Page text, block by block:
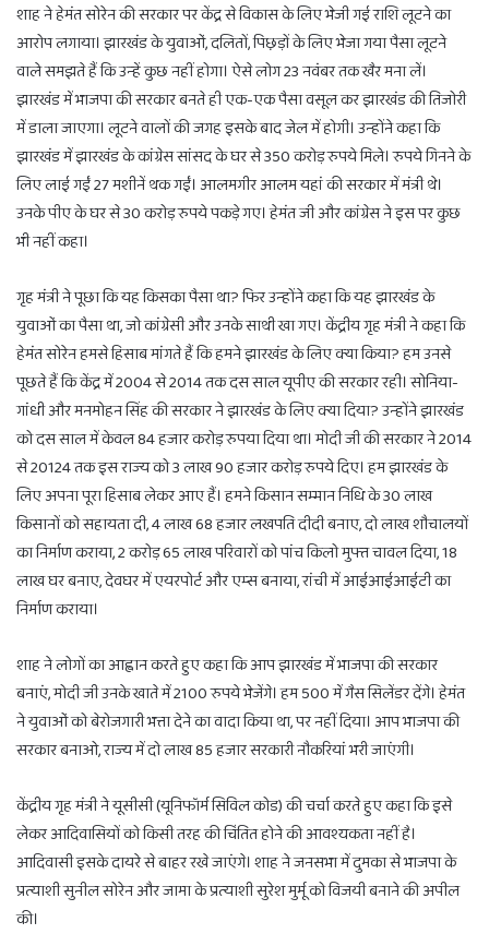
शाह ने हेमंत सोरेन की सरकार पर केंद्र से विकास के लिए भेजी गई राशि लूटने का
आरोप लगाया। झारखंड के युवाओं, दलितों, पिछ़ड़ों के लिए भेजा गया पैसा लूटने
वाले समझते हैं कि उन्हें कुछ नहीं होगा। ऐसे लोग 23 नवंबर तक खैर मना लें।
झारखंड में भाजपा की सरकार बनते ही एक-एक पैसा वसूल कर झारखंड की तिजोरी
में डाला जाएगा। लूटने वालों की जगह इसके बाद जेल में होगी। उन्होंने कहा कि
झारखंड में झारखंड के कांग्रेस सांसद के घर से 350 करोड़ रुपये मिले। रुपये गिनने के
लिए लाई गईं 27 मशीनें थक गईं। आलमगीर आलम यहां की सरकार में मंत्री थे।
उनके पीए के घर से 30 करोड़ रुपये पकड़े गए। हेमंत जी और कांग्रेस ने इस पर कुछ
भी नहीं कहा।
गृह मंत्री ने पूछा कि यह किसका पैसा था? फिर उन्होंने कहा कि यह झारखंड के
युवाओं का पैसा था, जो कांग्रेसी और उनके साथी खा गए। केंद्रीय गृह मंत्री ने कहा कि
हेमंत सोरेन हमसे हिसाब मांगते हैं कि हमने झारखंड के लिए क्या किया? हम उनसे
पूछते हैं कि केंद्र में 2004 से 2014 तक दस साल यूपीए की सरकार रही। सोनिया-
गांधी और मनमोहन सिंह की सरकार ने झारखंड के लिए क्या दिया? उन्होंने झारखंड
को दस साल में केवल 84 हजार करोड़ रुपया दिया था। मोदी जी की सरकार ने 2014
से 20124 तक इस राज्य को 3 लाख 90 हजार करोड़ रुपये दिए। हम झारखंड के
लिए अपना पूरा हिसाब लेकर आए हैं। हमने किसान सम्मान निधि के 30 लाख
किसानों को सहायता दी, 4 लाख 68 हजार लखपति दीदी बनाए, दो लाख शौचालयों
का निर्माण कराया, 2 करोड़ 65 लाख परिवारों को पांच किलो मुफ्त चावल दिया, 18
लाख घर बनाए, देवघर में एयरपोर्ट और एम्स बनाया, रांची में आईआईआईटी का
निर्माण कराया।
शाह ने लोगों का आह्वान करते हुए कहा कि आप झारखंड में भाजपा की सरकार
बनाएं, मोदी जी उनके खाते में 2100 रुपये भेजेंगे। हम 500 में गैस सिलेंडर देंगे। हेमंत
ने युवाओं को बेरोजगारी भत्ता देने का वादा किया था, पर नहीं दिया। आप भाजपा की
सरकार बनाओ, राज्य में दो लाख 85 हजार सरकारी नौकरियां भरी जाएंगी।
केंद्रीय गृह मंत्री ने यूसीसी (यूनिफॉर्म सिविल कोड) की चर्चा करते हुए कहा कि इसे
लेकर आदिवासियों को किसी तरह की चिंतित होने की आवश्यकता नहीं है।
आदिवासी इसके दायरे से बाहर रखे जाएंगे। शाह ने जनसभा में दुमका से भाजपा के
प्रत्याशी सुनील सोरेन और जामा के प्रत्याशी सुरेश मुर्मू को विजयी बनाने की अपील
की।